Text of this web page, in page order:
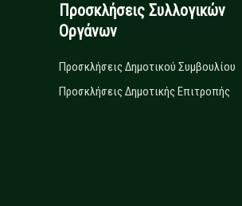
Προσκλήσεις Συλλογικών
Οργάνων
Προσκλήσεις Δημοτικού Συμβουλίου
Προσκλήσεις Δημοτικής Επιτροπής